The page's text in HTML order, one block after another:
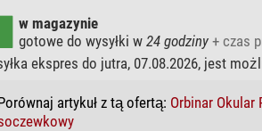
w magazynie
gotowe do wysyłki w 24 godziny + czas
ekspres do jutra, 07.08.2026, jest
artykuł z tą ofertą: Orbinar